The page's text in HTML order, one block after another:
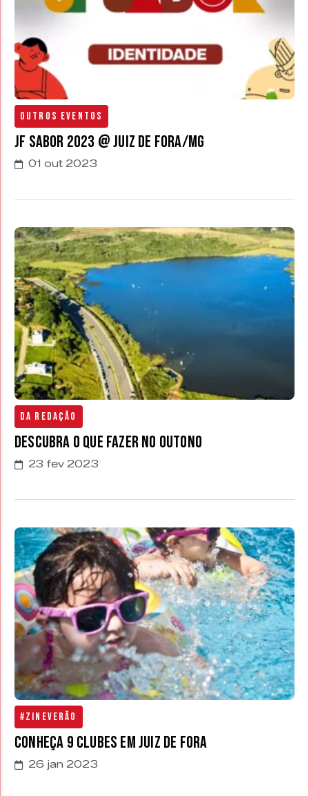
Outros Eventos
JF Sabor 2023 @ Juiz de Fora/MG
01 out 2023
Da Redação
Descubra o que fazer no Outono
23 fev 2023
#ZineVerão
Conheça 9 Clubes em Juiz de Fora
26 jan 2023